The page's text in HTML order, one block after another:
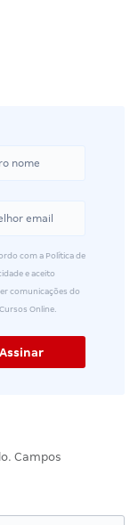
com a Política de
e aceito
comunicações do
Online.
Campos